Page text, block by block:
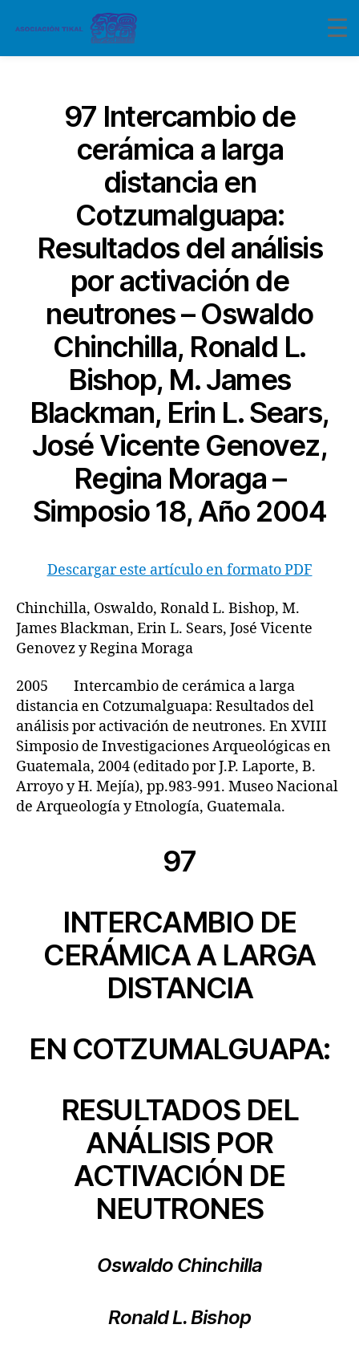
97 Intercambio de
cerámica a larga
distancia en
Cotzumalguapa:
Resultados del análisis
por activación de
neutrones – Oswaldo
Chinchilla, Ronald L.
Bishop, M. James
Blackman, Erin L. Sears,
José Vicente Genovez,
Regina Moraga –
Simposio 18, Año 2004
Descargar este artículo en formato PDF
Chinchilla, Oswaldo, Ronald L. Bishop, M.
James Blackman, Erin L. Sears, José Vicente
Genovez y Regina Moraga
2005 Intercambio de cerámica a larga
distancia en Cotzumalguapa: Resultados del
análisis por activación de neutrones. En XVIII
Simposio de Investigaciones Arqueológicas en
Guatemala, 2004 (editado por J.P. Laporte, B.
Arroyo y H. Mejía), pp.983-991. Museo Nacional
de Arqueología y Etnología, Guatemala.
97
INTERCAMBIO DE
CERÁMICA A LARGA
DISTANCIA
EN COTZUMALGUAPA:
RESULTADOS DEL
ANÁLISIS POR
ACTIVACIÓN DE
NEUTRONES
Oswaldo Chinchilla
Ronald L. Bishop